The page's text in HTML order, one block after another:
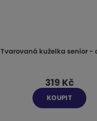
Tvarovaná kuželka senior -
319 Kč
KOUPIT